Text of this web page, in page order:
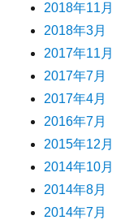
2018年11月
2018年3月
2017年11月
2017年7月
2017年4月
2016年7月
2015年12月
2014年10月
2014年8月
2014年7月